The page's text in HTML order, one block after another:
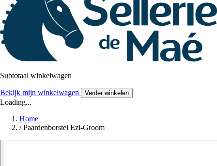
Subtotaal winkelwagen
Bekijk mijn winkelwagen Verder winkelen
Loading...
Home
/ Paardenborstel Ezi-Groom